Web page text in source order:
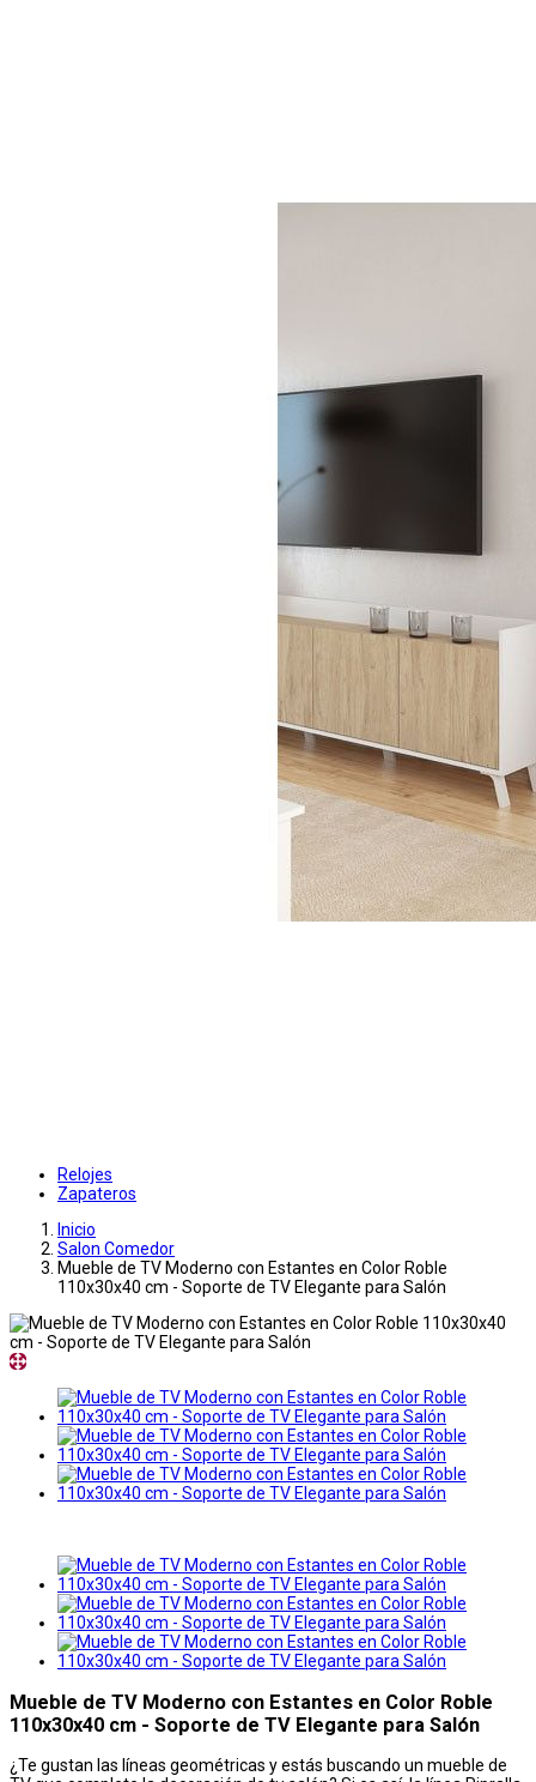
Relojes
Zapateros
Inicio
Salon Comedor
Mueble de TV Moderno con Estantes en Color Roble
110x30x40 cm - Soporte de TV Elegante para Salón
Mueble de TV Moderno con Estantes en Color Roble
110x30x40 cm - Soporte de TV Elegante para Salón
¿Te gustan las líneas geométricas y estás buscando un mueble de